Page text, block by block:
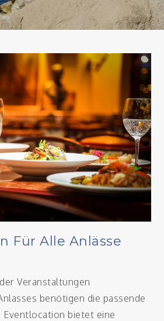
Für Alle Anlässe
Veranstaltungen
benötigen die passende
Eventlocation bietet eine